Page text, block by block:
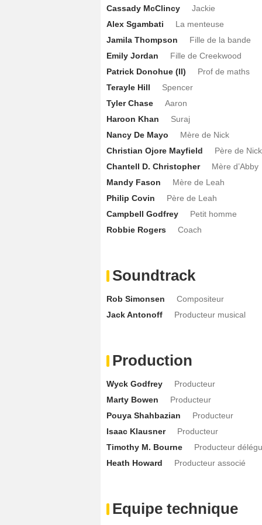
Cassady McClincy
Jackie
Alex Sgambati
La menteuse
Jamila Thompson
Fille de la bande
Emily Jordan
Fille de Creekwood
Patrick Donohue (II)
Prof de maths
Terayle Hill
Spencer
Tyler Chase
Aaron
Haroon Khan
Suraj
Nancy De Mayo
Mère de Nick
Christian Ojore Mayfield
Père de Nick
Chantell D. Christopher
Mère d’Abby
Mandy Fason
Mère de Leah
Philip Covin
Père de Leah
Campbell Godfrey
Petit homme
Robbie Rogers
Coach
Soundtrack
Rob Simonsen
Compositeur
Jack Antonoff
Producteur musical
Production
Wyck Godfrey
Producteur
Marty Bowen
Producteur
Pouya Shahbazian
Producteur
Isaac Klausner
Producteur
Timothy M. Bourne
Producteur
Heath Howard
Producteur associé
Equipe technique